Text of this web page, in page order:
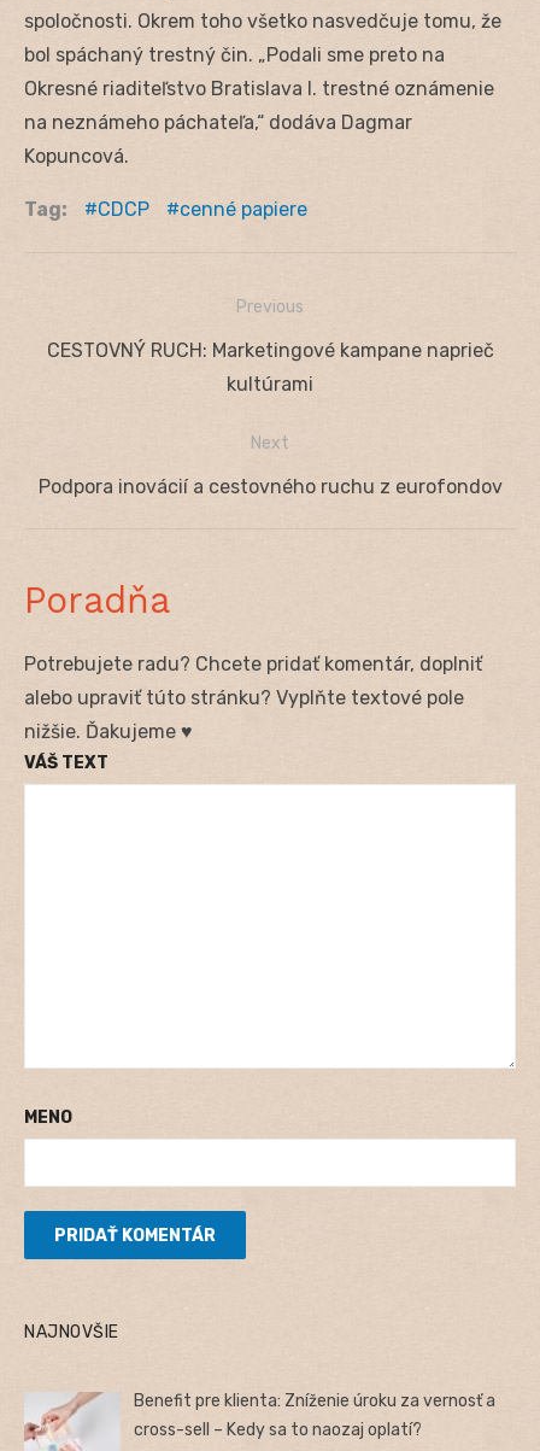
spoločnosti. Okrem toho všetko nasvedčuje tomu, že
bol spáchaný trestný čin. „Podali sme preto na
Okresné riaditeľstvo Bratislava I. trestné oznámenie
na neznámeho páchateľa,“ dodáva Dagmar
Kopuncová.
Tag: CDCP cenné papiere
Navigácia
Previous
Previous
CESTOVNÝ RUCH: Marketingové kampane naprieč
kultúrami
Next
Next
Podpora inovácií a cestovného ruchu z eurofondov
Poradňa
Potrebujete radu? Chcete pridať komentár, doplniť
alebo upraviť túto stránku? Vyplňte textové pole
nižšie. Ďakujeme ♥
VÁŠ TEXT
MENO
NAJNOVŠIE
Benefit pre klienta: Zníženie úroku za vernosť a
cross-sell – Kedy sa to naozaj oplatí?